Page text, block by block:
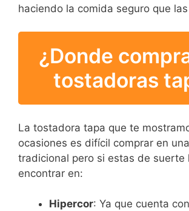
haciendo la comida seguro que
¿Donde
tostadoras
La tostadora tapa que te
ocasiones es difícil comprar en
tradicional pero si estas de suerte
encontrar en:
Hipercor: Ya que cuenta